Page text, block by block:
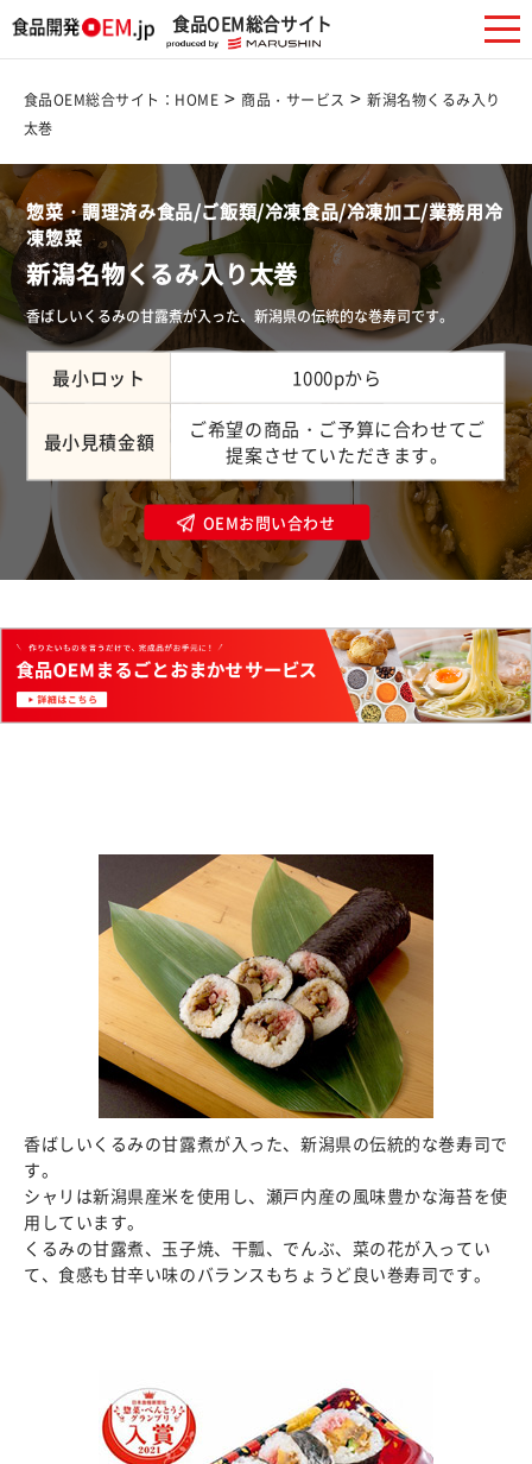
食品OEM総合サイト
食品OEM総合サイト：HOME > 商品・サービス >新潟名物くるみ入り
太巻
惣菜・調理済み食品/ご飯類/冷凍食品/冷凍加工/業務用冷
凍惣菜
新潟名物くるみ入り太巻
香ばしいくるみの甘露煮が入った、新潟県の伝統的な巻寿司です。
最小ロット 1000pから
最小見積金額
ご希望の商品・ご予算に合わせてご
提案させていただきます。
OEMお問い合わせ
香ばしいくるみの甘露煮が入った、新潟県の伝統的な巻寿司で
す。
シャリは新潟県産米を使用し、瀬戸内産の風味豊かな海苔を使
用しています。
くるみの甘露煮、玉子焼、干瓢、でんぶ、菜の花が入ってい
て、食感も甘辛い味のバランスもちょうど良い巻寿司です。